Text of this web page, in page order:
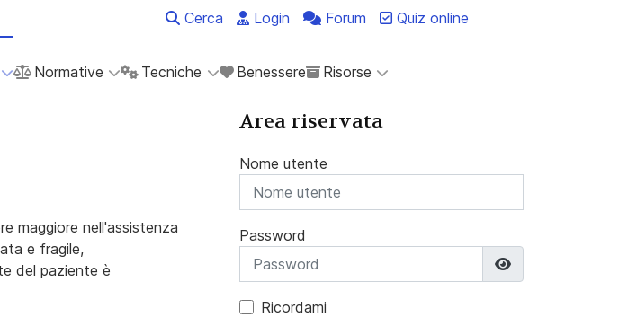
Cerca Login Forum Quiz online
Normative Tecniche Benessere Risorse
maggiore nell'assistenza
e fragile,
del paziente è
Area riservata
Nome utente
Password
Ricordami